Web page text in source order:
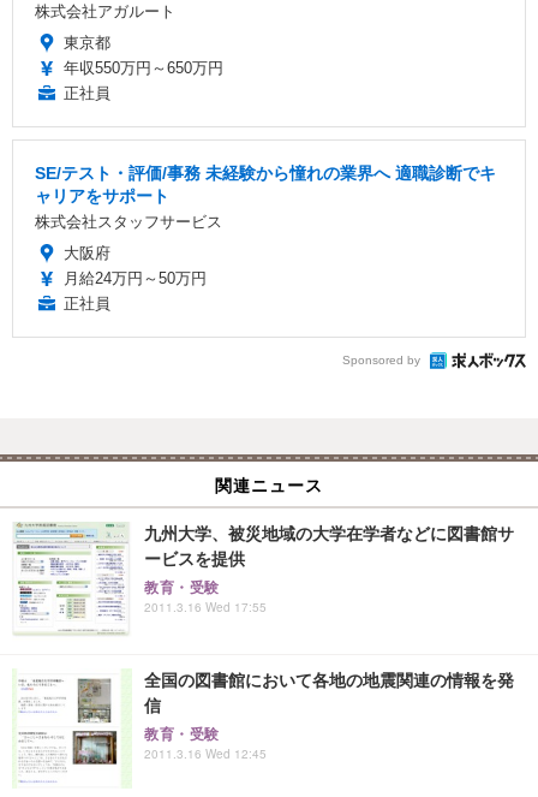
株式会社アガルート
東京都
年収550万円～650万円
正社員
SE/テスト・評価/事務 未経験から憧れの業界へ 適職診断でキ
ャリアをサポート
株式会社スタッフサービス
大阪府
月給24万円～50万円
正社員
Sponsored by
関連ニュース
九州大学、被災地域の大学在学者などに図書館サ
ービスを提供
教育・受験
2011.3.16 Wed 17:55
全国の図書館において各地の地震関連の情報を発
信
教育・受験
2011.3.16 Wed 12:45